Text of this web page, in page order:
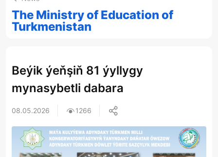
The Ministry of Education of
Turkmenistan
Beýik ýeňşiň 81 ýyllygy
mynasybetli dabara
08.05.2026 1266